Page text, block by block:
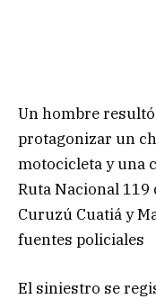
Un hombre
protagonizar un
motocicleta y una
Ruta Nacional 119
Curuzú Cuatiá y
fuentes policiales
El siniestro se